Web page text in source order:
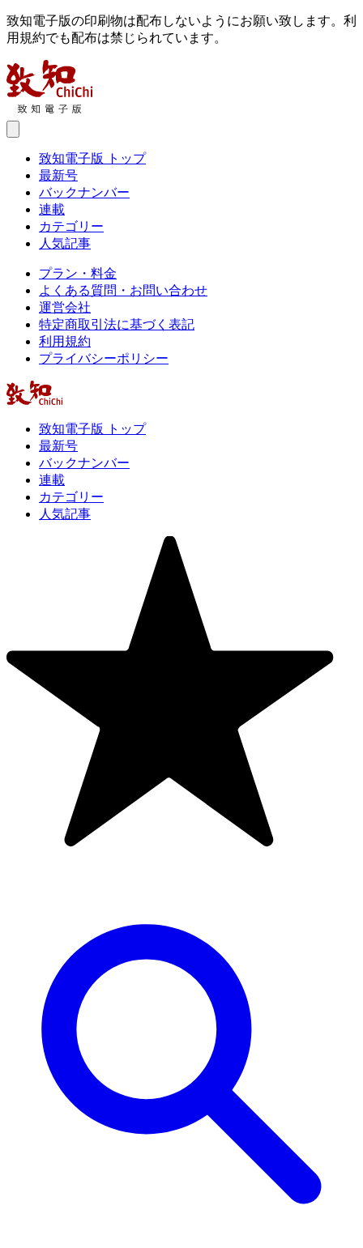
致知電子版の印刷物は配布しないようにお願い致します。利
用規約でも配布は禁じられています。
致知電子版 トップ
最新号
バックナンバー
連載
カテゴリー
人気記事
プラン・料金
よくある質問・お問い合わせ
運営会社
特定商取引法に基づく表記
利用規約
プライバシーポリシー
致知電子版 トップ
最新号
バックナンバー
連載
カテゴリー
人気記事